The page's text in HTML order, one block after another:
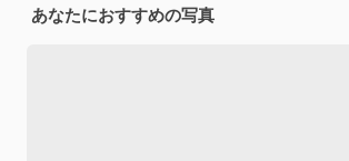
あなたにおすすめの写真